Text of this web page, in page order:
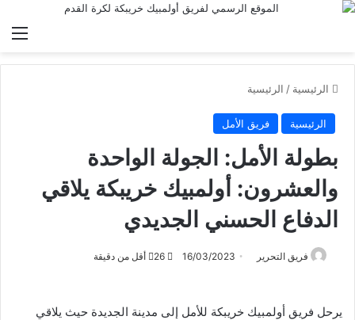
الرئيسية / الرئيسية
الرئيسية فريق الأمل
بطولة الأمل: الجولة الواحدة
والعشرون: أولمبيك خريبكة يلاقي
الدفاع الحسني الجديدي
فريق التحرير 16/03/2023 أقل من دقيقة
يرحل فريق أولمبيك خريبكة للأمل إلى مدينة الجديدة حيث يلاقي